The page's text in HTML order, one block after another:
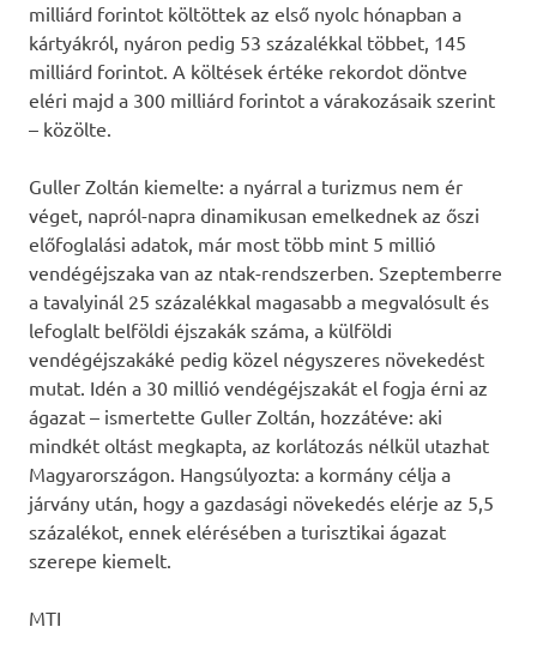
milliárd forintot költöttek az első nyolc hónapban a
kártyákról, nyáron pedig 53 százalékkal többet, 145
milliárd forintot. A költések értéke rekordot döntve
eléri majd a 300 milliárd forintot a várakozásaik szerint
– közölte.
Guller Zoltán kiemelte: a nyárral a turizmus nem ér
véget, napról-napra dinamikusan emelkednek az őszi
előfoglalási adatok, már most több mint 5 millió
vendégéjszaka van az ntak-rendszerben. Szeptemberre
a tavalyinál 25 százalékkal magasabb a megvalósult és
lefoglalt belföldi éjszakák száma, a külföldi
vendégéjszakáké pedig közel négyszeres növekedést
mutat. Idén a 30 millió vendégéjszakát el fogja érni az
ágazat – ismertette Guller Zoltán, hozzátéve: aki
mindkét oltást megkapta, az korlátozás nélkül utazhat
Magyarországon. Hangsúlyozta: a kormány célja a
járvány után, hogy a gazdasági növekedés elérje az 5,5
százalékot, ennek elérésében a turisztikai ágazat
szerepe kiemelt.
MTI